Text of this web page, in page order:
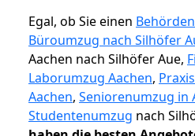
Egal, ob Sie einen
Büroumzug nach Silhöfer
Aachen nach Silhöfer Aue,
Laborumzug Aachen,
Aachen, Seniorenumzug in
Studentenumzug nach